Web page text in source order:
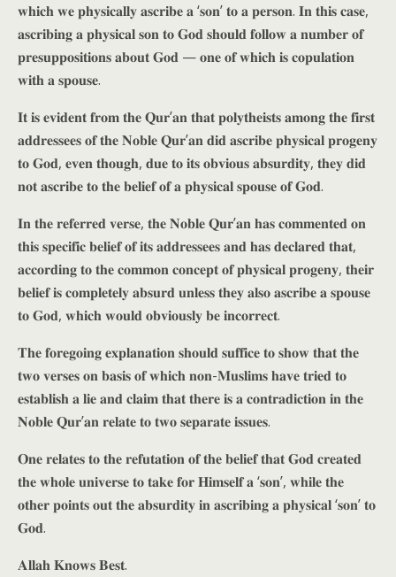
𝐰𝐡𝐢𝐜𝐡 𝐰𝐞 𝐩𝐡𝐲𝐬𝐢𝐜𝐚𝐥𝐥𝐲 𝐚𝐬𝐜𝐫𝐢𝐛𝐞 𝐚 ‘𝐬𝐨𝐧’ 𝐭𝐨 𝐚 𝐩𝐞𝐫𝐬𝐨𝐧. 𝐈𝐧 𝐭𝐡𝐢𝐬 𝐜𝐚𝐬𝐞,
𝐚𝐬𝐜𝐫𝐢𝐛𝐢𝐧𝐠 𝐚 𝐩𝐡𝐲𝐬𝐢𝐜𝐚𝐥 𝐬𝐨𝐧 𝐭𝐨 𝐆𝐨𝐝 𝐬𝐡𝐨𝐮𝐥𝐝 𝐟𝐨𝐥𝐥𝐨𝐰 𝐚 𝐧𝐮𝐦𝐛𝐞𝐫 𝐨𝐟
𝐩𝐫𝐞𝐬𝐮𝐩𝐩𝐨𝐬𝐢𝐭𝐢𝐨𝐧𝐬 𝐚𝐛𝐨𝐮𝐭 𝐆𝐨𝐝 — 𝐨𝐧𝐞 𝐨𝐟 𝐰𝐡𝐢𝐜𝐡 𝐢𝐬 𝐜𝐨𝐩𝐮𝐥𝐚𝐭𝐢𝐨𝐧
𝐰𝐢𝐭𝐡 𝐚 𝐬𝐩𝐨𝐮𝐬𝐞.
𝐈𝐭 𝐢𝐬 𝐞𝐯𝐢𝐝𝐞𝐧𝐭 𝐟𝐫𝐨𝐦 𝐭𝐡𝐞 𝐐𝐮𝐫’𝐚𝐧 𝐭𝐡𝐚𝐭 𝐩𝐨𝐥𝐲𝐭𝐡𝐞𝐢𝐬𝐭𝐬 𝐚𝐦𝐨𝐧𝐠 𝐭𝐡𝐞 𝐟𝐢𝐫𝐬𝐭
𝐚𝐝𝐝𝐫𝐞𝐬𝐬𝐞𝐞𝐬 𝐨𝐟 𝐭𝐡𝐞 𝐍𝐨𝐛𝐥𝐞 𝐐𝐮𝐫’𝐚𝐧 𝐝𝐢𝐝 𝐚𝐬𝐜𝐫𝐢𝐛𝐞 𝐩𝐡𝐲𝐬𝐢𝐜𝐚𝐥 𝐩𝐫𝐨𝐠𝐞𝐧𝐲
𝐭𝐨 𝐆𝐨𝐝, 𝐞𝐯𝐞𝐧 𝐭𝐡𝐨𝐮𝐠𝐡, 𝐝𝐮𝐞 𝐭𝐨 𝐢𝐭𝐬 𝐨𝐛𝐯𝐢𝐨𝐮𝐬 𝐚𝐛𝐬𝐮𝐫𝐝𝐢𝐭𝐲, 𝐭𝐡𝐞𝐲 𝐝𝐢𝐝
𝐧𝐨𝐭 𝐚𝐬𝐜𝐫𝐢𝐛𝐞 𝐭𝐨 𝐭𝐡𝐞 𝐛𝐞𝐥𝐢𝐞𝐟 𝐨𝐟 𝐚 𝐩𝐡𝐲𝐬𝐢𝐜𝐚𝐥 𝐬𝐩𝐨𝐮𝐬𝐞 𝐨𝐟 𝐆𝐨𝐝.
𝐈𝐧 𝐭𝐡𝐞 𝐫𝐞𝐟𝐞𝐫𝐫𝐞𝐝 𝐯𝐞𝐫𝐬𝐞, 𝐭𝐡𝐞 𝐍𝐨𝐛𝐥𝐞 𝐐𝐮𝐫’𝐚𝐧 𝐡𝐚𝐬 𝐜𝐨𝐦𝐦𝐞𝐧𝐭𝐞𝐝 𝐨𝐧
𝐭𝐡𝐢𝐬 𝐬𝐩𝐞𝐜𝐢𝐟𝐢𝐜 𝐛𝐞𝐥𝐢𝐞𝐟 𝐨𝐟 𝐢𝐭𝐬 𝐚𝐝𝐝𝐫𝐞𝐬𝐬𝐞𝐞𝐬 𝐚𝐧𝐝 𝐡𝐚𝐬 𝐝𝐞𝐜𝐥𝐚𝐫𝐞𝐝 𝐭𝐡𝐚𝐭,
𝐚𝐜𝐜𝐨𝐫𝐝𝐢𝐧𝐠 𝐭𝐨 𝐭𝐡𝐞 𝐜𝐨𝐦𝐦𝐨𝐧 𝐜𝐨𝐧𝐜𝐞𝐩𝐭 𝐨𝐟 𝐩𝐡𝐲𝐬𝐢𝐜𝐚𝐥 𝐩𝐫𝐨𝐠𝐞𝐧𝐲, 𝐭𝐡𝐞𝐢𝐫
𝐛𝐞𝐥𝐢𝐞𝐟 𝐢𝐬 𝐜𝐨𝐦𝐩𝐥𝐞𝐭𝐞𝐥𝐲 𝐚𝐛𝐬𝐮𝐫𝐝 𝐮𝐧𝐥𝐞𝐬𝐬 𝐭𝐡𝐞𝐲 𝐚𝐥𝐬𝐨 𝐚𝐬𝐜𝐫𝐢𝐛𝐞 𝐚 𝐬𝐩𝐨𝐮𝐬𝐞
𝐭𝐨 𝐆𝐨𝐝, 𝐰𝐡𝐢𝐜𝐡 𝐰𝐨𝐮𝐥𝐝 𝐨𝐛𝐯𝐢𝐨𝐮𝐬𝐥𝐲 𝐛𝐞 𝐢𝐧𝐜𝐨𝐫𝐫𝐞𝐜𝐭.
𝐓𝐡𝐞 𝐟𝐨𝐫𝐞𝐠𝐨𝐢𝐧𝐠 𝐞𝐱𝐩𝐥𝐚𝐧𝐚𝐭𝐢𝐨𝐧 𝐬𝐡𝐨𝐮𝐥𝐝 𝐬𝐮𝐟𝐟𝐢𝐜𝐞 𝐭𝐨 𝐬𝐡𝐨𝐰 𝐭𝐡𝐚𝐭 𝐭𝐡𝐞
𝐭𝐰𝐨 𝐯𝐞𝐫𝐬𝐞𝐬 𝐨𝐧 𝐛𝐚𝐬𝐢𝐬 𝐨𝐟 𝐰𝐡𝐢𝐜𝐡 𝐧𝐨𝐧-𝐌𝐮𝐬𝐥𝐢𝐦𝐬 𝐡𝐚𝐯𝐞 𝐭𝐫𝐢𝐞𝐝 𝐭𝐨
𝐞𝐬𝐭𝐚𝐛𝐥𝐢𝐬𝐡 𝐚 𝐥𝐢𝐞 𝐚𝐧𝐝 𝐜𝐥𝐚𝐢𝐦 𝐭𝐡𝐚𝐭 𝐭𝐡𝐞𝐫𝐞 𝐢𝐬 𝐚 𝐜𝐨𝐧𝐭𝐫𝐚𝐝𝐢𝐜𝐭𝐢𝐨𝐧 𝐢𝐧 𝐭𝐡𝐞
𝐍𝐨𝐛𝐥𝐞 𝐐𝐮𝐫’𝐚𝐧 𝐫𝐞𝐥𝐚𝐭𝐞 𝐭𝐨 𝐭𝐰𝐨 𝐬𝐞𝐩𝐚𝐫𝐚𝐭𝐞 𝐢𝐬𝐬𝐮𝐞𝐬.
𝐎𝐧𝐞 𝐫𝐞𝐥𝐚𝐭𝐞𝐬 𝐭𝐨 𝐭𝐡𝐞 𝐫𝐞𝐟𝐮𝐭𝐚𝐭𝐢𝐨𝐧 𝐨𝐟 𝐭𝐡𝐞 𝐛𝐞𝐥𝐢𝐞𝐟 𝐭𝐡𝐚𝐭 𝐆𝐨𝐝 𝐜𝐫𝐞𝐚𝐭𝐞𝐝
𝐭𝐡𝐞 𝐰𝐡𝐨𝐥𝐞 𝐮𝐧𝐢𝐯𝐞𝐫𝐬𝐞 𝐭𝐨 𝐭𝐚𝐤𝐞 𝐟𝐨𝐫 𝐇𝐢𝐦𝐬𝐞𝐥𝐟 𝐚 ‘𝐬𝐨𝐧’, 𝐰𝐡𝐢𝐥𝐞 𝐭𝐡𝐞
𝐨𝐭𝐡𝐞𝐫 𝐩𝐨𝐢𝐧𝐭𝐬 𝐨𝐮𝐭 𝐭𝐡𝐞 𝐚𝐛𝐬𝐮𝐫𝐝𝐢𝐭𝐲 𝐢𝐧 𝐚𝐬𝐜𝐫𝐢𝐛𝐢𝐧𝐠 𝐚 𝐩𝐡𝐲𝐬𝐢𝐜𝐚𝐥 ‘𝐬𝐨𝐧’ 𝐭𝐨
𝐆𝐨𝐝.
𝐀𝐥𝐥𝐚𝐡 𝐊𝐧𝐨𝐰𝐬 𝐁𝐞𝐬𝐭.